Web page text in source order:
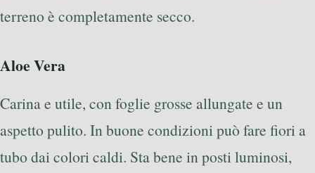
terreno è completamente secco.
Aloe Vera
Carina e utile, con foglie grosse allungate e un
aspetto pulito. In buone condizioni può fare fiori a
tubo dai colori caldi. Sta bene in posti luminosi,